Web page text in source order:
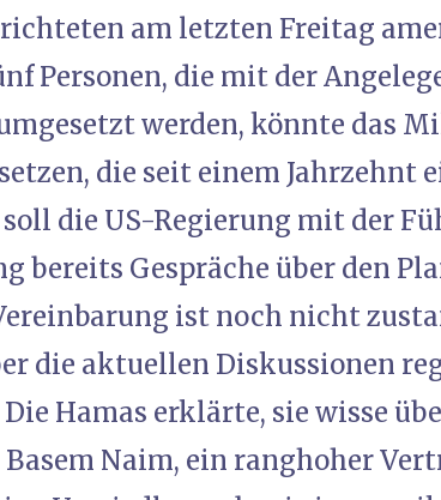
am letzten Freitag
Personen, die mit der
werden, könnte das
die seit einem Jahrzehnt
die US-Regierung mit der
bereits Gespräche über den
ist noch nicht
die aktuellen Diskussionen
Hamas erklärte, sie wisse
Naim, ein ranghoher